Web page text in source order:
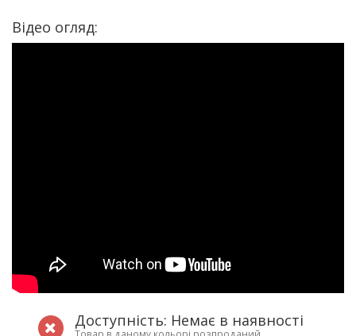
Відео огляд:
Доступність: Немає в наявності